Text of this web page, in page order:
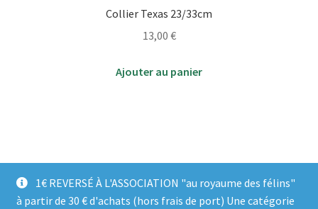
1€ REVERSÉ À L'ASSOCIATION "au royaume des félins"
à partir de 30 € d'achats (hors frais de port) Une catégorie
Collier Texas 23/33cm
13,00 €
Ajouter au panier